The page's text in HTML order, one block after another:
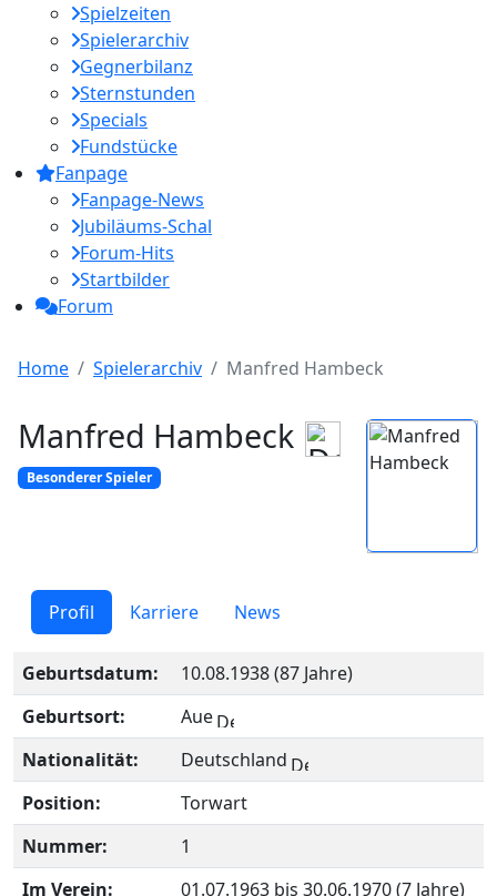
Spielzeiten
Spielerarchiv
Gegnerbilanz
Sternstunden
Specials
Fundstücke
Fanpage
Fanpage-News
Jubiläums-Schal
Forum-Hits
Startbilder
Forum
Home Spielerarchiv Manfred Hambeck
Manfred Hambeck
Besonderer Spieler
Profil Karriere News
Geburtsdatum:
10.08.1938 (87 Jahre)
Geburtsort:
Aue
Nationalität:
Deutschland
Position:
Torwart
Nummer:
1
Im Verein:
01.07.1963 bis 30.06.1970 (7 Jahre)